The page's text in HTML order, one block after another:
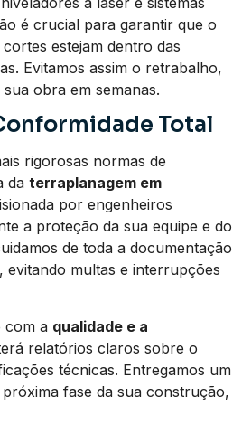
é crucial para garantir que o
estejam dentro das
Evitamos assim o retrabalho,
obra em semanas.
Total
rigorosas normas de
da terraplanagem em
por engenheiros
a proteção da sua equipe e do
de toda a documentação
evitando multas e interrupções
com a qualidade e a
relatórios claros sobre o
técnicas. Entregamos um
fase da sua construção,